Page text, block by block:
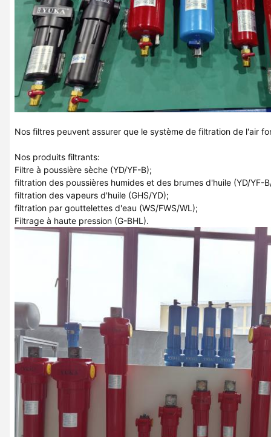
Nos filtres peuvent assurer que le système de filtration de l'air
Nos produits filtrants:
Filtre à poussière sèche (YD/YF-B);
filtration des poussières humides et des brumes d'huile (YD/YF-
filtration des vapeurs d'huile (GHS/YD);
filtration par gouttelettes d'eau (WS/FWS/WL);
Filtrage à haute pression (G-BHL).